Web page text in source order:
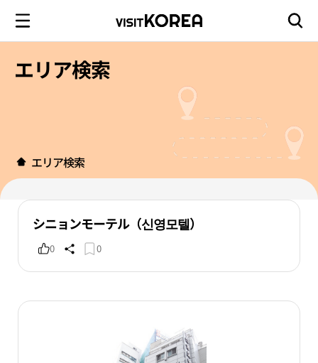
エリア検索
エリア検索
シニョンモーテル（신영모텔）
0 0